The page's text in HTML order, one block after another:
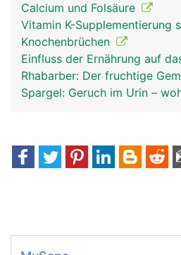
Calcium und Folsäure
Vitamin K-Supplementierung
Knochenbrüchen
Einfluss der Ernährung auf
Rhabarber: Der fruchtige
Spargel: Geruch im Urin –